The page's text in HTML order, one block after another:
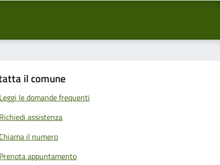
il comune
Leggi le domande frequenti
Richiedi assistenza
Chiama il numero
Prenota appuntamento